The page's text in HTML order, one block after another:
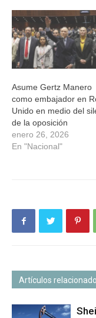
Asume Gertz Manero
como embajador en
Unido en medio del
de la oposición
enero 26, 2026
En "Nacional"
Artículos